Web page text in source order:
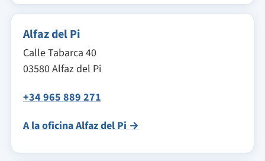
Alfaz del Pi
Calle Tabarca 40
03580 Alfaz del Pi
+34 965 889 271
A la oficina Alfaz del Pi →